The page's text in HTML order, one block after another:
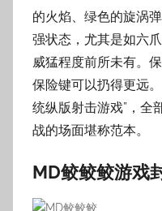
的火焰、绿色的旋涡
强状态，尤其是如六
威猛程度前所未有。
保险键可以扔得更远
统纵版射击游戏”，全
战的场面堪称范本。
MD鲛鲛鲛游戏